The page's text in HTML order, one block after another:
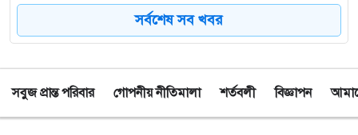
টাঙ্গুয়ার হাওর অবৈধভাবে অনুপ্রবেশের দায়ে ৬ হাউসবোটে
৮
সেপ্টেম্বর থেকে সিলেট ওসমানী বিমানবন্দরে ফের বিদেশি
ফ্লাইট চালু করছে সালামএয়ার
৯
সর্বশেষ সব খবর
সবুজ প্রান্ত পরিবার গোপনীয় নীতিমালা শর্তবলী বিজ্ঞাপন